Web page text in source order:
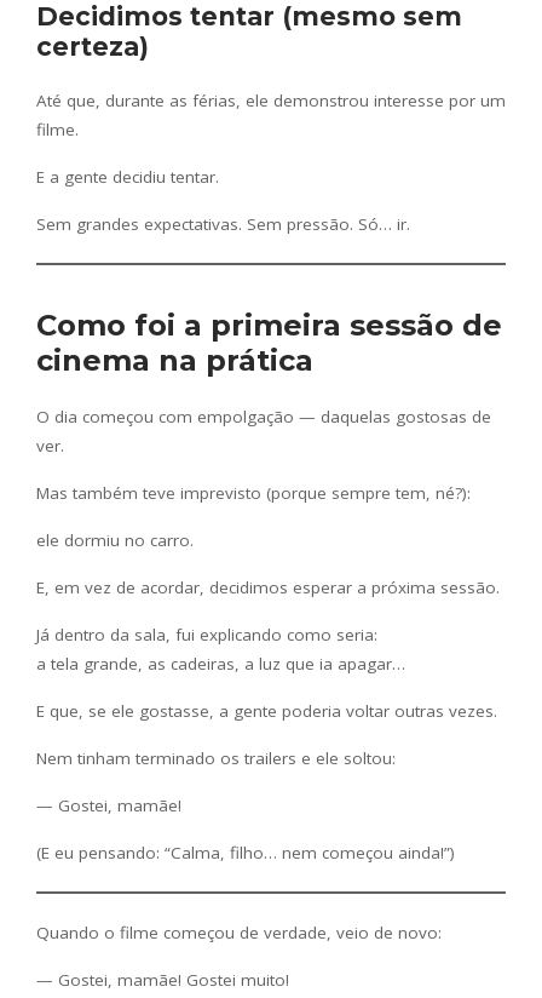
Decidimos tentar (mesmo sem
certeza)
Até que, durante as férias, ele demonstrou interesse por um
filme.
E a gente decidiu tentar.
Sem grandes expectativas. Sem pressão. Só… ir.
Como foi a primeira sessão de
cinema na prática
O dia começou com empolgação — daquelas gostosas de
ver.
Mas também teve imprevisto (porque sempre tem, né?):
ele dormiu no carro.
E, em vez de acordar, decidimos esperar a próxima sessão.
Já dentro da sala, fui explicando como seria:
a tela grande, as cadeiras, a luz que ia apagar…
E que, se ele gostasse, a gente poderia voltar outras vezes.
Nem tinham terminado os trailers e ele soltou:
— Gostei, mamãe!
(E eu pensando: “Calma, filho… nem começou ainda!”)
Quando o filme começou de verdade, veio de novo:
— Gostei, mamãe! Gostei muito!